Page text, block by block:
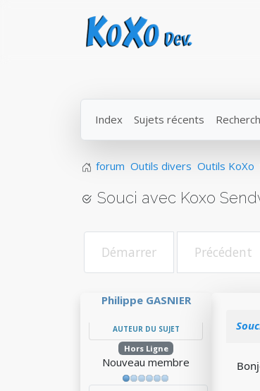
Index Sujets récents
forum Outils divers Outils KoXo
Souci avec Koxo
Démarrer Précédent
Philippe GASNIER
AUTEUR DU SUJET
Hors Ligne
Nouveau membre